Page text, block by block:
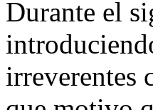
Durante el
irreverentes